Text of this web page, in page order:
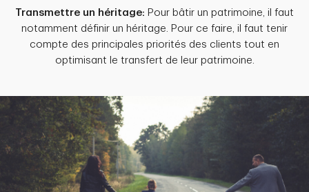
Transmettre un héritage: Pour bâtir un patrimoine, il faut
notamment définir un héritage. Pour ce faire, il faut tenir
compte des principales priorités des clients tout en
optimisant le transfert de leur patrimoine.